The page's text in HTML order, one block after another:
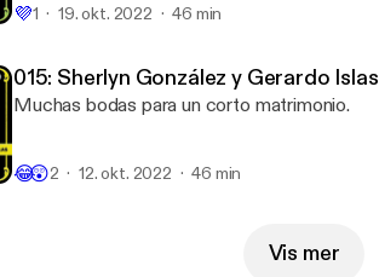
💜1 19. okt. 2022 46 min
015: Sherlyn González y Gerardo Islas
Muchas bodas para un corto matrimonio.
😂😲2 12. okt. 2022 46 min
Vis mer